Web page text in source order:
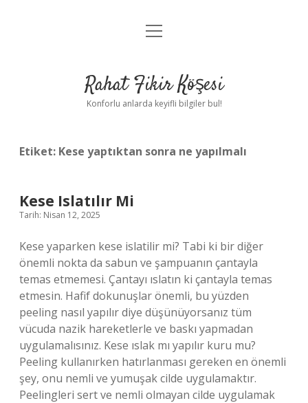
Anasayfa
Yasal Uyarı
menüyü
Rahat Fikir Köşesi
Konforlu anlarda keyifli bilgiler bul!
Etiket: Kese yaptıktan sonra ne yapılmalı
Kese Islatılır Mi
Tarih: Nisan 12, 2025
Kese yaparken kese islatilir mi? Tabi ki bir diğer
önemli nokta da sabun ve şampuanın çantayla
temas etmemesi. Çantayı ıslatın ki çantayla temas
etmesin. Hafif dokunuşlar önemli, bu yüzden
peeling nasıl yapılır diye düşünüyorsanız tüm
vücuda nazik hareketlerle ve baskı yapmadan
uygulamalısınız. Kese ıslak mı yapılır kuru mu?
Peeling kullanırken hatırlanması gereken en önemli
şey, onu nemli ve yumuşak cilde uygulamaktır.
Peelingleri sert ve nemli olmayan cilde uygulamak